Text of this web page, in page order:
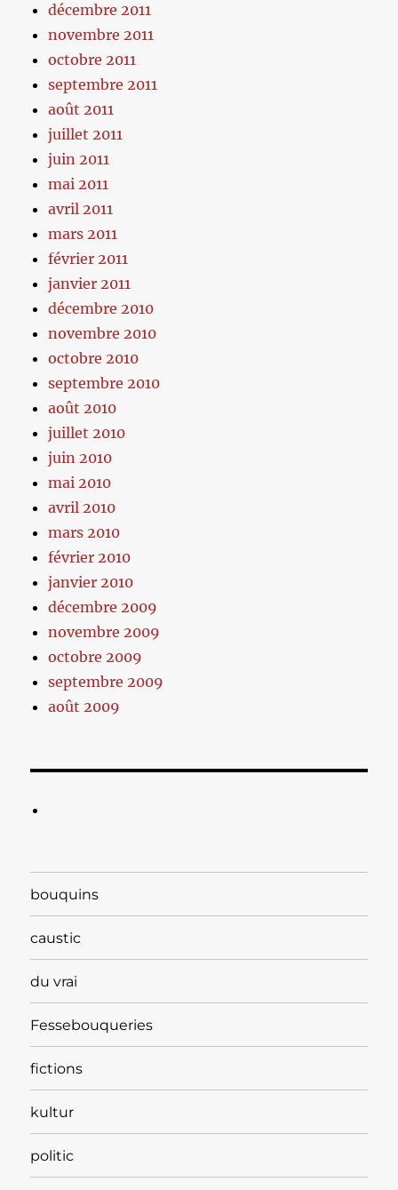
décembre 2011
novembre 2011
octobre 2011
septembre 2011
août 2011
juillet 2011
juin 2011
mai 2011
avril 2011
mars 2011
février 2011
janvier 2011
décembre 2010
novembre 2010
octobre 2010
septembre 2010
août 2010
juillet 2010
juin 2010
mai 2010
avril 2010
mars 2010
février 2010
janvier 2010
décembre 2009
novembre 2009
octobre 2009
septembre 2009
août 2009
bouquins
caustic
du vrai
Fessebouqueries
fictions
kultur
politic